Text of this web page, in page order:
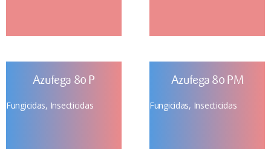
Azufega 80 P
Fungicidas, Insecticidas
Azufega 80 PM
Fungicidas, Insecticidas